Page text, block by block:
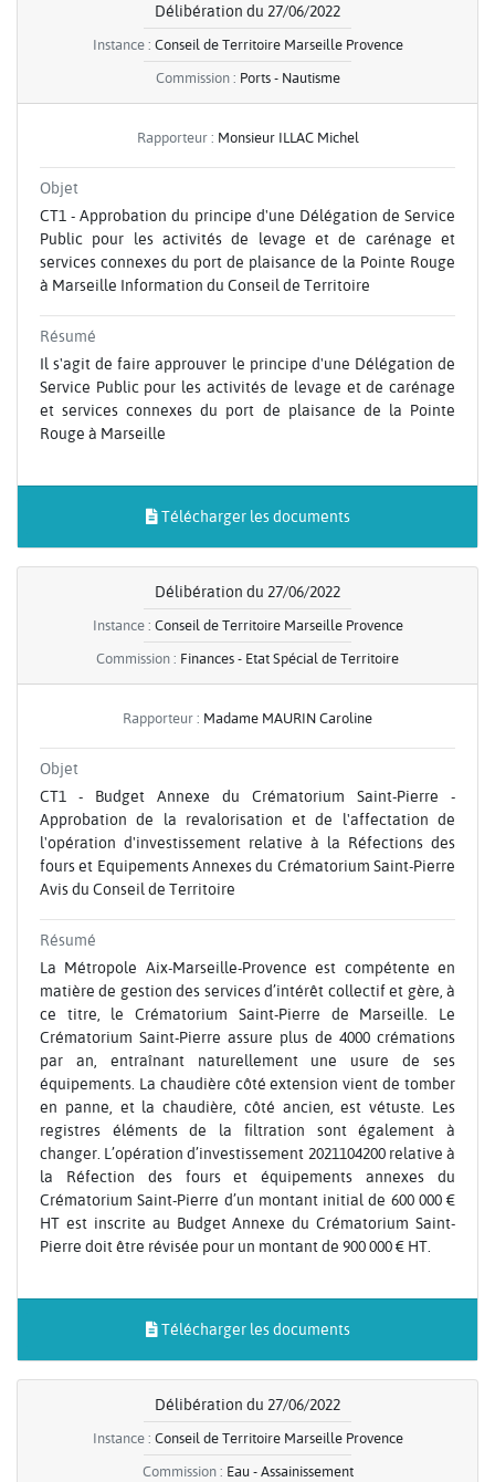
Délibération du 27/06/2022
Instance : Conseil de Territoire Marseille Provence
Commission : Ports - Nautisme
Rapporteur : Monsieur ILLAC Michel
Objet
CT1 - Approbation du principe d'une Délégation de Service
Public pour les activités de levage et de carénage et
services connexes du port de plaisance de la Pointe Rouge
à Marseille Information du Conseil de Territoire
Résumé
Il s'agit de faire approuver le principe d'une Délégation de
Service Public pour les activités de levage et de carénage
et services connexes du port de plaisance de la Pointe
Rouge à Marseille
Télécharger les documents
Délibération du 27/06/2022
Instance : Conseil de Territoire Marseille Provence
Commission : Finances - Etat Spécial de Territoire
Rapporteur : Madame MAURIN Caroline
Objet
CT1 - Budget Annexe du Crématorium Saint-Pierre -
Approbation de la revalorisation et de l'affectation de
l'opération d'investissement relative à la Réfections des
fours et Equipements Annexes du Crématorium Saint-Pierre
Avis du Conseil de Territoire
Résumé
La Métropole Aix-Marseille-Provence est compétente en
matière de gestion des services d’intérêt collectif et gère, à
ce titre, le Crématorium Saint-Pierre de Marseille. Le
Crématorium Saint-Pierre assure plus de 4000 crémations
par an, entraînant naturellement une usure de ses
équipements. La chaudière côté extension vient de tomber
en panne, et la chaudière, côté ancien, est vétuste. Les
registres éléments de la filtration sont également à
changer. L’opération d’investissement 2021104200 relative à
la Réfection des fours et équipements annexes du
Crématorium Saint-Pierre d’un montant initial de 600 000 €
HT est inscrite au Budget Annexe du Crématorium Saint-
Pierre doit être révisée pour un montant de 900 000 € HT.
Télécharger les documents
Délibération du 27/06/2022
Instance : Conseil de Territoire Marseille Provence
Commission : Eau - Assainissement